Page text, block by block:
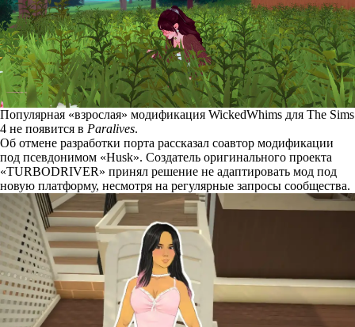
Популярная «взрослая» модификация WickedWhims для The Sims
4 не появится в Paralives.
Об отмене разработки порта рассказал соавтор модификации
под псевдонимом «Husk». Создатель оригинального проекта
«TURBODRIVER» принял решение не адаптировать мод под
новую платформу, несмотря на регулярные запросы сообщества.